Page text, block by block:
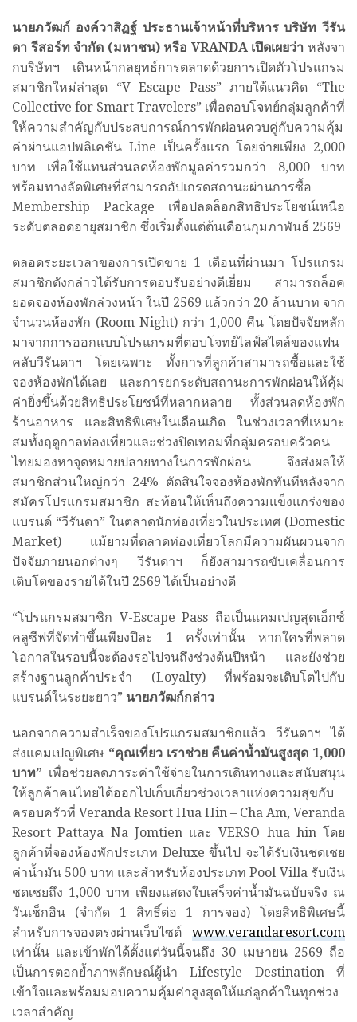
นายภวัฒก์ องค์วาสิฏฐ์ ประธานเจ้าหน้าที่บริหาร บริษัท วีรัน
ดา รีสอร์ท จำกัด (มหาชน) หรือ VRANDA เปิดเผยว่า หลังจา
กบริษัทฯ เดินหน้ากลยุทธ์การตลาดด้วยการเปิดตัวโปรแกรม
สมาชิกใหม่ล่าสุด “V Escape Pass” ภายใต้แนวคิด “The
Collective for Smart Travelers” เพื่อตอบโจทย์กลุ่มลูกค้าที่
ให้ความสำคัญกับประสบการณ์การพักผ่อนควบคู่กับความคุ้ม
ค่าผ่านแอปพลิเคชัน Line เป็นครั้งแรก โดยจ่ายเพียง 2,000
บาท เพื่อใช้แทนส่วนลดห้องพักมูลค่ารวมกว่า 8,000 บาท
พร้อมทางลัดพิเศษที่สามารถอัปเกรดสถานะผ่านการซื้อ
Membership Package เพื่อปลดล็อกสิทธิประโยชน์เหนือ
ระดับตลอดอายุสมาชิก ซึ่งเริ่มตั้งแต่ต้นเดือนกุมภาพันธ์ 2569
ตลอดระยะเวลาของการเปิดขาย 1 เดือนที่ผ่านมา โปรแกรม
สมาชิกดังกล่าวได้รับการตอบรับอย่างดีเยี่ยม สามารถล็อค
ยอดจองห้องพักล่วงหน้า ในปี 2569 แล้วกว่า 20 ล้านบาท จาก
จำนวนห้องพัก (Room Night) กว่า 1,000 คืน โดยปัจจัยหลัก
มาจากการออกแบบโปรแกรมที่ตอบโจทย์ไลฟ์สไตล์ของแฟน
คลับวีรันดาฯ โดยเฉพาะ ทั้งการที่ลูกค้าสามารถซื้อและใช้
จองห้องพักได้เลย และการยกระดับสถานะการพักผ่อนให้คุ้ม
ค่ายิ่งขึ้นด้วยสิทธิประโยชน์ที่หลากหลาย ทั้งส่วนลดห้องพัก
ร้านอาหาร และสิทธิพิเศษในเดือนเกิด ในช่วงเวลาที่เหมาะ
สมทั้งฤดูกาลท่องเที่ยวและช่วงปิดเทอมที่กลุ่มครอบครัวคน
ไทยมองหาจุดหมายปลายทางในการพักผ่อน จึงส่งผลให้
สมาชิกส่วนใหญ่กว่า 24% ตัดสินใจจองห้องพักทันทีหลังจาก
สมัครโปรแกรมสมาชิก สะท้อนให้เห็นถึงความแข็งแกร่งของ
แบรนด์ “วีรันดา” ในตลาดนักท่องเที่ยวในประเทศ (Domestic
Market) แม้ยามที่ตลาดท่องเที่ยวโลกมีความผันผวนจาก
ปัจจัยภายนอกต่างๆ วีรันดาฯ ก็ยังสามารถขับเคลื่อนการ
เติบโตของรายได้ในปี 2569 ได้เป็นอย่างดี
“โปรแกรมสมาชิก V-Escape Pass ถือเป็นแคมเปญสุดเอ็กซ์
คลูซีฟที่จัดทำขึ้นเพียงปีละ 1 ครั้งเท่านั้น หากใครที่พลาด
โอกาสในรอบนี้จะต้องรอไปจนถึงช่วงต้นปีหน้า และยังช่วย
สร้างฐานลูกค้าประจำ (Loyalty) ที่พร้อมจะเติบโตไปกับ
แบรนด์ในระยะยาว” นายภวัฒก์กล่าว
นอกจากความสำเร็จของโปรแกรมสมาชิกแล้ว วีรันดาฯ ได้
ส่งแคมเปญพิเศษ “คุณเที่ยว เราช่วย คืนค่าน้ำมันสูงสุด 1,000
บาท” เพื่อช่วยลดภาระค่าใช้จ่ายในการเดินทางและสนับสนุน
ให้ลูกค้าคนไทยได้ออกไปเก็บเกี่ยวช่วงเวลาแห่งความสุขกับ
ครอบครัวที่ Veranda Resort Hua Hin – Cha Am, Veranda
Resort Pattaya Na Jomtien และ VERSO hua hin โดย
ลูกค้าที่จองห้องพักประเภท Deluxe ขึ้นไป จะได้รับเงินชดเชย
ค่าน้ำมัน 500 บาท และสำหรับห้องประเภท Pool Villa รับเงิน
ชดเชยถึง 1,000 บาท เพียงแสดงใบเสร็จค่าน้ำมันฉบับจริง ณ
วันเช็กอิน (จำกัด 1 สิทธิ์ต่อ 1 การจอง) โดยสิทธิพิเศษนี้
สำหรับการจองตรงผ่านเว็บไซต์ www.verandaresort.com
เท่านั้น และเข้าพักได้ตั้งแต่วันนี้จนถึง 30 เมษายน 2569 ถือ
เป็นการตอกย้ำภาพลักษณ์ผู้นำ Lifestyle Destination ที่
เข้าใจและพร้อมมอบความคุ้มค่าสูงสุดให้แก่ลูกค้าในทุกช่วง
เวลาสำคัญ